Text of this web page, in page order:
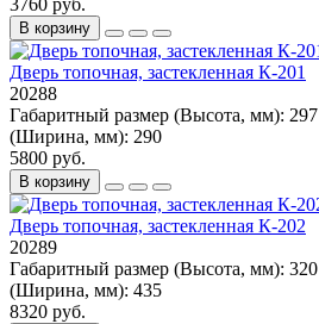
В корзину
Дверь топочная, застекленная К-201
20288
Габаритный размер (Высота, мм): 297
(Ширина, мм): 290
5800 руб.
В корзину
Дверь топочная, застекленная К-202
20289
Габаритный размер (Высота, мм): 320
(Ширина, мм): 435
8320 руб.